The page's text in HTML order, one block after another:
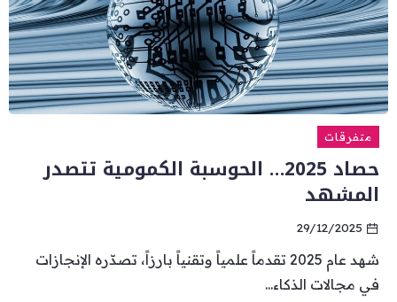
متفرقات
حصاد 2025… الحوسبة الكمومية تتصدر
المشهد
29/12/2025
شهد عام 2025 تقدماً علمياً وتقنياً بارزاً، تصدّره الإنجازات
في مجالات الذكاء...